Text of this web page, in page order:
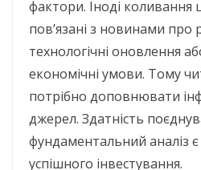
фактори. Іноді коливання
пов’язані з новинами про
технологічні оновлення
економічні умови. Тому
потрібно доповнювати
джерел. Здатність
фундаментальний аналіз
успішного інвестування.